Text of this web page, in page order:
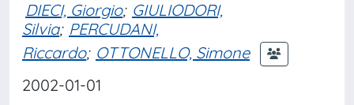
DIECI, Giorgio; GIULIODORI,
Silvia; PERCUDANI,
Riccardo; OTTONELLO, Simone
2002-01-01